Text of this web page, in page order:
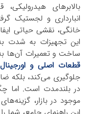
بالابرهای
انبارداری و لجستیک
خانگی، نقشی حیاتی
این تجهیزات به شدت
ساخت و تعمیرات آن‌ها
قطعات اصلی و اورجینال
جلوگیری می‌کند، بلکه
در بلندمدت است. اما
موجود در بازار،